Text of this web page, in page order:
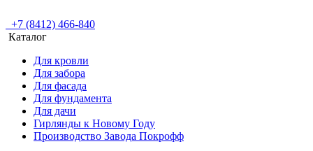
+7 (8412) 466-840
Каталог
Для кровли
Для забора
Для фасада
Для фундамента
Для дачи
Гирлянды к Новому Году
Производство Завода Покрофф